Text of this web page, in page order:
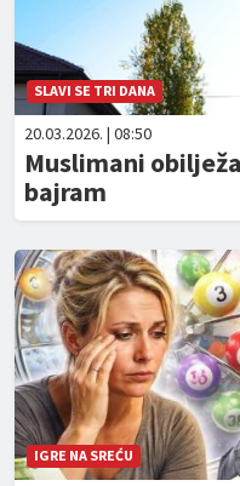
SLAVI SE TRI DANA
20.03.2026. | 08:50
Muslimani
bajram
IGRE NA SREĆU